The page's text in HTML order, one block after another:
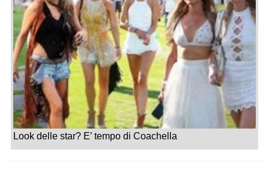
Look delle star? E’ tempo di Coachella